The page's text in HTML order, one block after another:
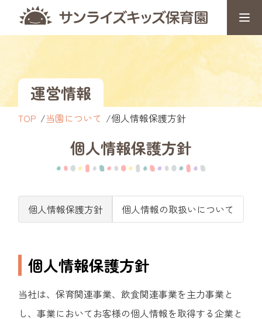
運営情報
TOP 当園について 個人情報保護方針
個人情報保護方針
個人情報保護方針 個人情報の取扱いについて
個人情報保護方針
当社は、保育関連事業、飲食関連事業を主力事業と
し、事業においてお客様の個人情報を取得する企業と